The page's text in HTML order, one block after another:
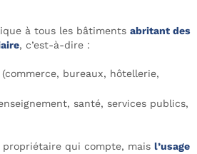
à tous les bâtiments abritant des
, c’est-à-dire :
bureaux, hôtellerie,
santé, services publics,
propriétaire qui compte, mais l’usage